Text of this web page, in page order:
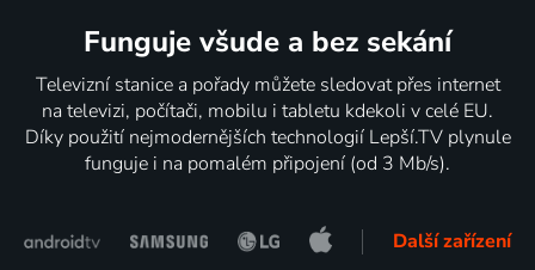
Funguje všude a bez sekání
Televizní stanice a pořady můžete sledovat přes internet
na televizi, počítači, mobilu i tabletu kdekoli v celé EU.
Díky použití nejmodernějších technologií Lepší.TV plynule
funguje i na pomalém připojení (od 3 Mb/s).
Další zařízení